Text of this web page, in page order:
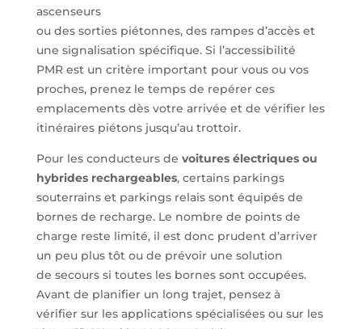
ascenseurs
ou des sorties piétonnes, des rampes d’accès et
une signalisation spécifique. Si l’accessibilité
PMR est un critère important pour vous ou vos
proches, prenez le temps de repérer ces
emplacements dès votre arrivée et de vérifier les
itinéraires piétons jusqu’au trottoir.
Pour les conducteurs de voitures électriques ou
hybrides rechargeables, certains parkings
souterrains et parkings relais sont équipés de
bornes de recharge. Le nombre de points de
charge reste limité, il est donc prudent d’arriver
un peu plus tôt ou de prévoir une solution
de secours si toutes les bornes sont occupées.
Avant de planifier un long trajet, pensez à
vérifier sur les applications spécialisées ou sur les